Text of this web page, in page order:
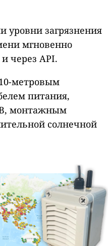
уровни загрязнения
мгновенно
через API.
метровым
питания,
монтажным
солнечной